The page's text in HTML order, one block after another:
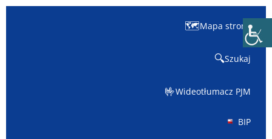
🗺️Mapa strony
🔍Szukaj
🤟Wideotłumacz PJM
BIP